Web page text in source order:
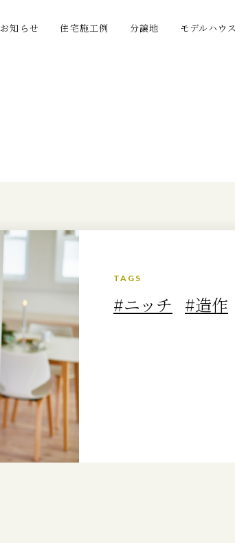
お知らせ 住宅施工例 分譲地 モデルハウス
TAGS
#ニッチ #造作